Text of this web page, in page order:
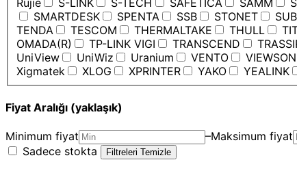
Rujie
S-LINK S-TECH SAFETICA SAMM
SMARTDESK
SPENTA SSB STONET
TENDA
TESCOM THERMALTAKE THULL
OMADA(R)
TP-LINK VIGI TRANSCEND
UniView
UniWiz Uranium VENTO
Xigmatek
XLOG XPRINTER YAKO YEALINK
Fiyat Aralığı (yaklaşık)
Minimum fiyat –Maksimum fiyat
Sadece stokta
Filtreleri Temizle